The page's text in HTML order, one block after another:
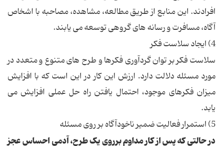
افرادند. این منابع از طریق مطالعه، مشاهده، مصاحبه با اشخاص
آگاه، مسافرت و رسانه های گروهی توسعه می یابند.
4) ایجاد سلاست فکر
سلاست فکر بر توان گردآوری فکرها و طرح های متنوع و متعدد در
مورد مسئله دلالت دارد. ارزش این کار در این است که با افزایش
میزان فکرهای موجود، احتمال یافتن راه حل عملی افزایش می
یابد.
5) استمرار فعالیت ضمیر ناخودآگاه بر روی مسئله
در حالتی که پس از کار مداوم برروی یک طرح، آدمی احساس عجز